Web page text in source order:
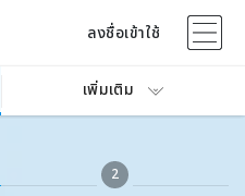
ลงชื่อเข้าใช้
เพิ่มเติม
2